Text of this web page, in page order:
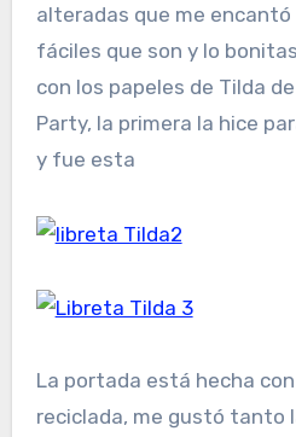
alteradas que me encantó
fáciles que son y lo
con los papeles de Tilda
Party, la primera la hice
y fue esta
La portada está hecha
reciclada, me gustó tanto